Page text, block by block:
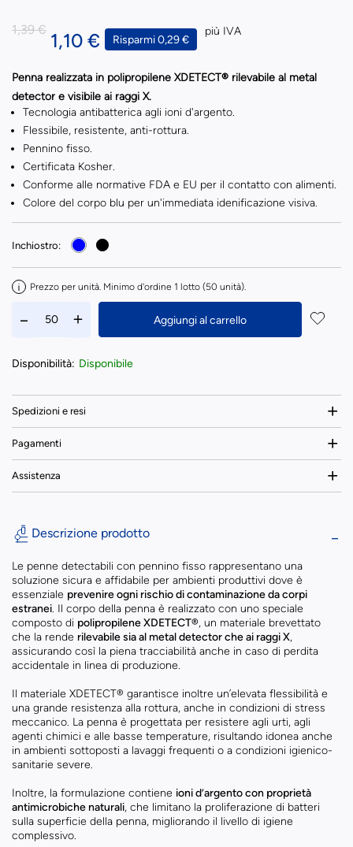
1,39 € 1,10 € Risparmi 0,29 €
più IVA
Penna realizzata in polipropilene XDETECT® rilevabile al metal
detector e visibile ai raggi X.
Tecnologia antibatterica agli ioni d'argento.
Flessibile, resistente, anti-rottura.
Pennino fisso.
Certificata Kosher.
Conforme alle normative FDA e EU per il contatto con alimenti.
Colore del corpo blu per un'immediata idenificazione visiva.
Inchiostro:
Prezzo per unità. Minimo d'ordine 1 lotto (50 unità).
Aggiungi al carrello
Disponibilità: Disponibile
Spedizioni e resi
Pagamenti
Assistenza
Descrizione prodotto
Le penne detectabili con pennino fisso rappresentano una
soluzione sicura e affidabile per ambienti produttivi dove è
essenziale prevenire ogni rischio di contaminazione da corpi
estranei. Il corpo della penna è realizzato con uno speciale
composto di polipropilene XDETECT®, un materiale brevettato
che la rende rilevabile sia al metal detector che ai raggi X,
assicurando così la piena tracciabilità anche in caso di perdita
accidentale in linea di produzione.
Il materiale XDETECT® garantisce inoltre un’elevata flessibilità e
una grande resistenza alla rottura, anche in condizioni di stress
meccanico. La penna è progettata per resistere agli urti, agli
agenti chimici e alle basse temperature, risultando idonea anche
in ambienti sottoposti a lavaggi frequenti o a condizioni igienico-
sanitarie severe.
Inoltre, la formulazione contiene ioni d’argento con proprietà
antimicrobiche naturali, che limitano la proliferazione di batteri
sulla superficie della penna, migliorando il livello di igiene
complessivo.